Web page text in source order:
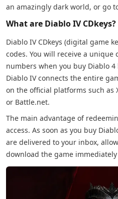
an amazingly dark world, or go
What are Diablo IV CDkeys?
Diablo IV CDkeys (digital game
codes. You will receive a
numbers when you buy Diablo 4
Diablo IV connects the entire
on the official platforms such as
or Battle.net.
The main advantage of
access. As soon as you buy
are delivered to your inbox,
download the game